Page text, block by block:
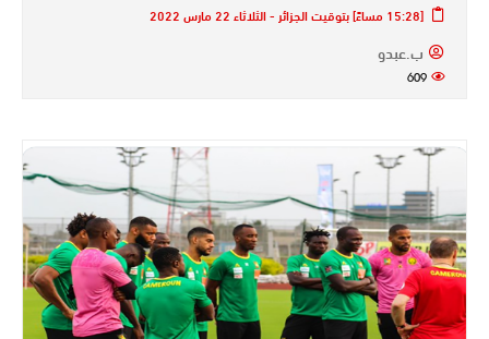
[15:28 مساءً] بتوقيت الجزائر - الثلاثاء 22 مارس 2022
ب.عبدو
609